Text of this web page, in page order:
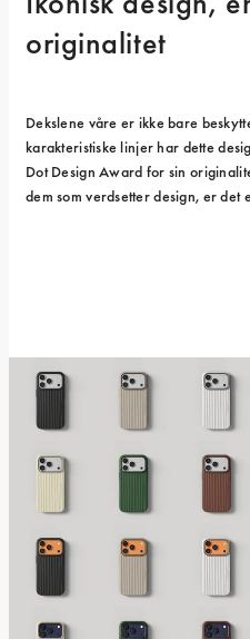
originalitet
Dekslene våre er ikke bare
karakteristiske linjer har dette
Dot Design Award for sin
dem som verdsetter design, er det